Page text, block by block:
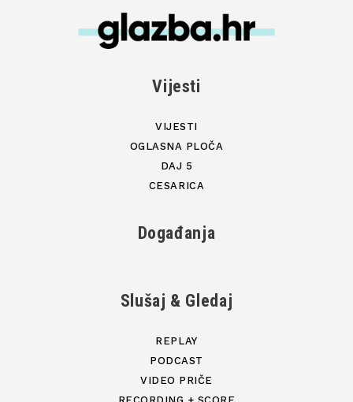
Vijesti
VIJESTI
OGLASNA PLOČA
DAJ 5
CESARICA
Događanja
Slušaj & Gledaj
REPLAY
PODCAST
VIDEO PRIČE